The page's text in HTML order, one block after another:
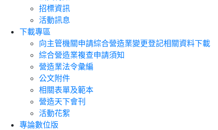
招標資訊
活動訊息
下載專區
向主管機關申請綜合營造業變更登記相關資料下載
綜合營造業複查申請須知
營造業法令彙編
公文附件
相關表單及範本
營造天下會刊
活動花絮
專論數位版